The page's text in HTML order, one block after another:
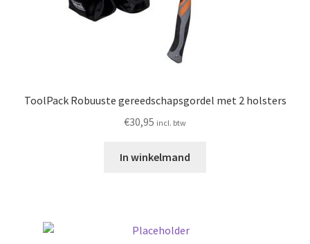
ToolPack Robuuste gereedschapsgordel met 2 holsters
€30,95 incl. btw
In winkelmand